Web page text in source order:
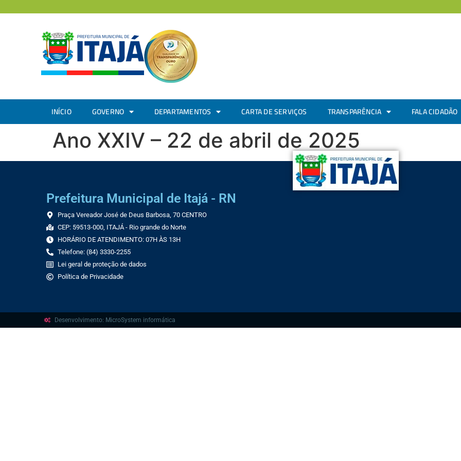
INÍCIO GOVERNO DEPARTAMENTOS CARTA DE SERVIÇOS TRANSPARÊNCIA FALA CIDADÃO
Ano XXIV – 22 de abril de 2025
Prefeitura Municipal de Itajá - RN
Praça Vereador José de Deus Barbosa, 70 CENTRO
CEP: 59513-000, ITAJÁ - Rio grande do Norte
HORÁRIO DE ATENDIMENTO: 07H ÀS 13H
Telefone: (84) 3330-2255
Lei geral de proteção de dados
Política de Privacidade
Desenvolvimento: MicroSystem informática